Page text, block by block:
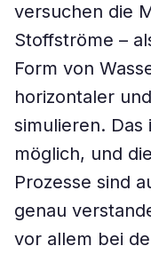
versuchen die
Stoffströme –
Form von
horizontaler
simulieren. Das
möglich, und
Prozesse sind
genau
vor allem bei